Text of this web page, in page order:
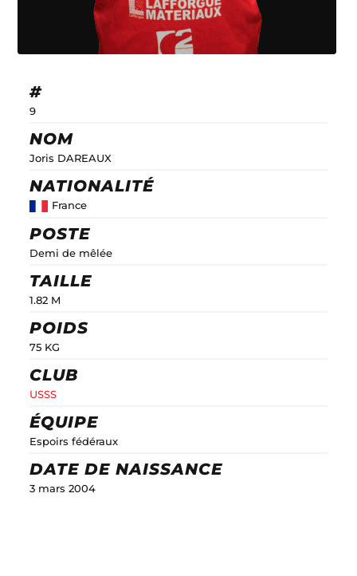
#
9
NOM
Joris DAREAUX
NATIONALITÉ
France
POSTE
Demi de mêlée
TAILLE
1.82 M
POIDS
75 KG
CLUB
USSS
ÉQUIPE
Espoirs fédéraux
DATE DE NAISSANCE
3 mars 2004